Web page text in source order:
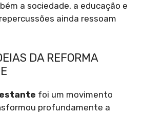
a sociedade, a educação e
ainda ressoam
DA REFORMA
foi um movimento
profundamente a